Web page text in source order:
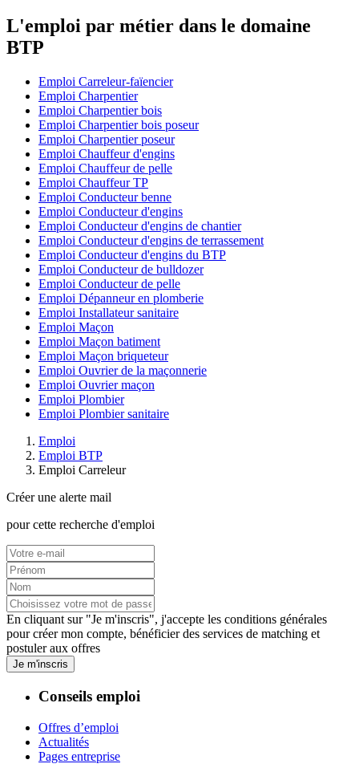
L'emploi par métier dans le domaine
BTP
Emploi Carreleur-faïencier
Emploi Charpentier
Emploi Charpentier bois
Emploi Charpentier bois poseur
Emploi Charpentier poseur
Emploi Chauffeur d'engins
Emploi Chauffeur de pelle
Emploi Chauffeur TP
Emploi Conducteur benne
Emploi Conducteur d'engins
Emploi Conducteur d'engins de chantier
Emploi Conducteur d'engins de terrassement
Emploi Conducteur d'engins du BTP
Emploi Conducteur de bulldozer
Emploi Conducteur de pelle
Emploi Dépanneur en plomberie
Emploi Installateur sanitaire
Emploi Maçon
Emploi Maçon batiment
Emploi Maçon briqueteur
Emploi Ouvrier de la maçonnerie
Emploi Ouvrier maçon
Emploi Plombier
Emploi Plombier sanitaire
Emploi
Emploi BTP
Emploi Carreleur
Créer une alerte mail
pour cette recherche d'emploi
En cliquant sur "Je m'inscris", j'accepte les conditions générales
pour créer mon compte, bénéficier des services de matching et
postuler aux offres
Je m'inscris
Conseils emploi
Offres d’emploi
Actualités
Pages entreprise